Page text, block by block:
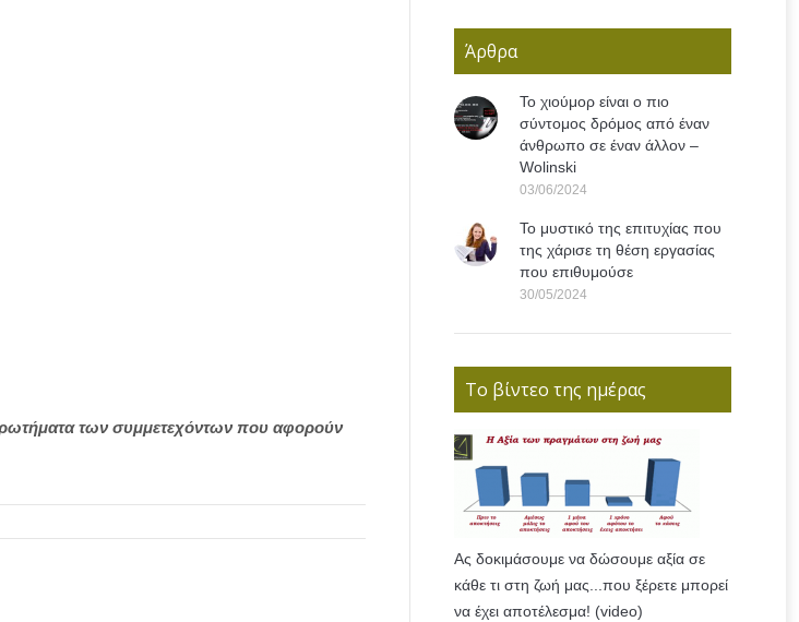
των συμμετεχόντων που αφορούν
Άρθρα
Το χιούμορ είναι ο πιο
σύντομος δρόμος από έναν
άνθρωπο σε έναν άλλον –
Wolinski
03/06/2024
Το μυστικό της επιτυχίας που
της χάρισε τη θέση εργασίας
που επιθυμούσε
30/05/2024
Το βίντεο της ημέρας
Ας δοκιμάσουμε να δώσουμε αξία σε
κάθε τι στη ζωή μας...που ξέρετε μπορεί
να έχει αποτέλεσμα! (video)